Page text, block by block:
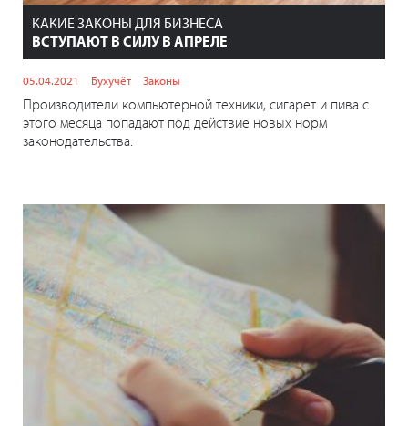
КАКИЕ ЗАКОНЫ ДЛЯ БИЗНЕСА
ВСТУПАЮТ В СИЛУ В АПРЕЛЕ
05.04.2021 Бухучёт Законы
Производители компьютерной техники, сигарет и пива с
этого месяца попадают под действие новых норм
законодательства.